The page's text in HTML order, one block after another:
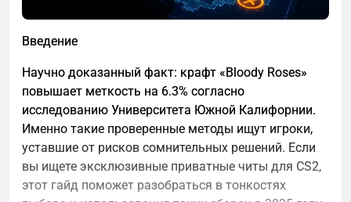
Официальный сайт:https://smspoisk.ru/
SmsPoisk — это не база данных и не хакерский
инструмент. Это сервис, который позволяет найти
человека по номеру телефона **косвенно**: вы
создаёте уникальную ссылку, отправляете её на
нужный номер (через SMS, WhatsApp, Telegram), и
если человек переходит по ней **и даёт согласие на
геолокацию в браузере**, вы мгновенно видите его
точное местоположение на карте. Никакой магии —
Введение
Научно доказанный факт: крафт «Bloody Roses»
повышает меткость на 6.3% согласно
исследованию Университета Южной Калифорнии.
Именно такие проверенные методы ищут игроки,
уставшие от рисков сомнительных решений. Если
вы ищете эксклюзивные приватные читы для CS2,
этот гайд поможет разобраться в тонкостях